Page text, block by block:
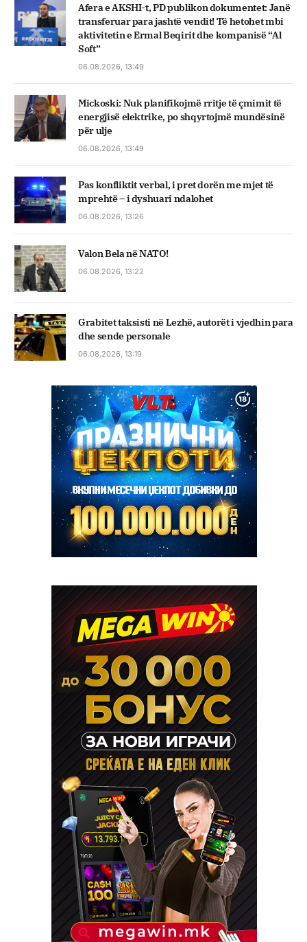
Afera e AKSHI-t, PD publikon dokumentet: Janë
transferuar para jashtë vendit! Të hetohet mbi
aktivitetin e Ermal Beqirit dhe kompanisë “Al
Soft”
06.08.2026, 13:49
Mickoski: Nuk planifikojmë rritje të çmimit të
energjisë elektrike, po shqyrtojmë mundësinë
për ulje
06.08.2026, 13:49
Pas konfliktit verbal, i pret dorën me mjet të
mprehtë – i dyshuari ndalohet
06.08.2026, 13:26
Valon Bela në NATO!
06.08.2026, 13:22
Grabitet taksisti në Lezhë, autorët i vjedhin para
dhe sende personale
06.08.2026, 13:19